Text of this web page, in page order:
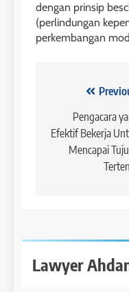
dengan prinsip
(perlindungan
perkembangan
Navigasi
Pengacara
Efektif Bekerja
Mencapai
Lawyer